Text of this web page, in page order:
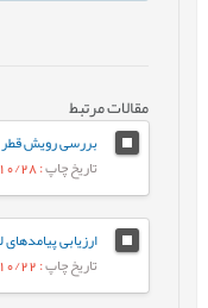
مقالات مرتبط
تاریخ چاپ: 1400/10/28
تاریخ چاپ: 1400/10/22